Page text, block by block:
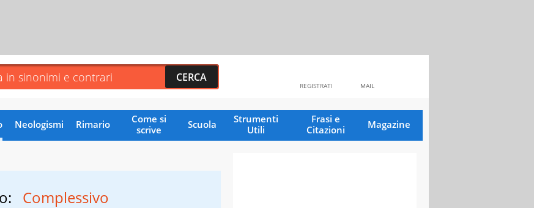
MAIL
REGISTRATI
Neologismi Rimario
Come si
scrive
Scuola
Strumenti
Utili
Frasi e
Citazioni
Magazine
Complessivo